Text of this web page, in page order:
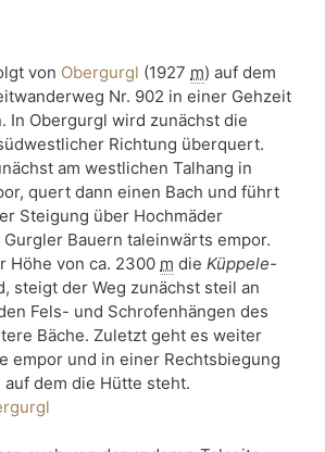
von Obergurgl (1927 m) auf dem
Nr. 902 in einer Gehzeit
In Obergurgl wird zunächst die
Richtung überquert.
am westlichen Talhang in
quert dann einen Bach und führt
Steigung über Hochmäder
Bauern taleinwärts empor.
Höhe von ca. 2300 m die Küppele-
steigt der Weg zunächst steil an
Fels- und Schrofenhängen des
Bäche. Zuletzt geht es weiter
empor und in einer Rechtsbiegung
auf dem die Hütte steht.